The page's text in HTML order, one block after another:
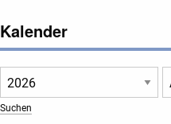
Kalender